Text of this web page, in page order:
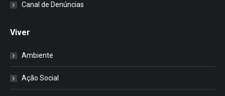
Canal de Denúncias
Viver
Ambiente
Ação Social